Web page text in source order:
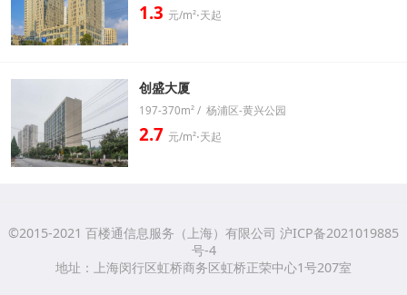
1.3 元/m²⋅天起
创盛大厦
197-370m² / 杨浦区-黄兴公园
2.7 元/m²⋅天起
©2015-2021 百楼通信息服务（上海）有限公司 沪ICP备2021019885
号-4
地址：上海闵行区虹桥商务区虹桥正荣中心1号207室